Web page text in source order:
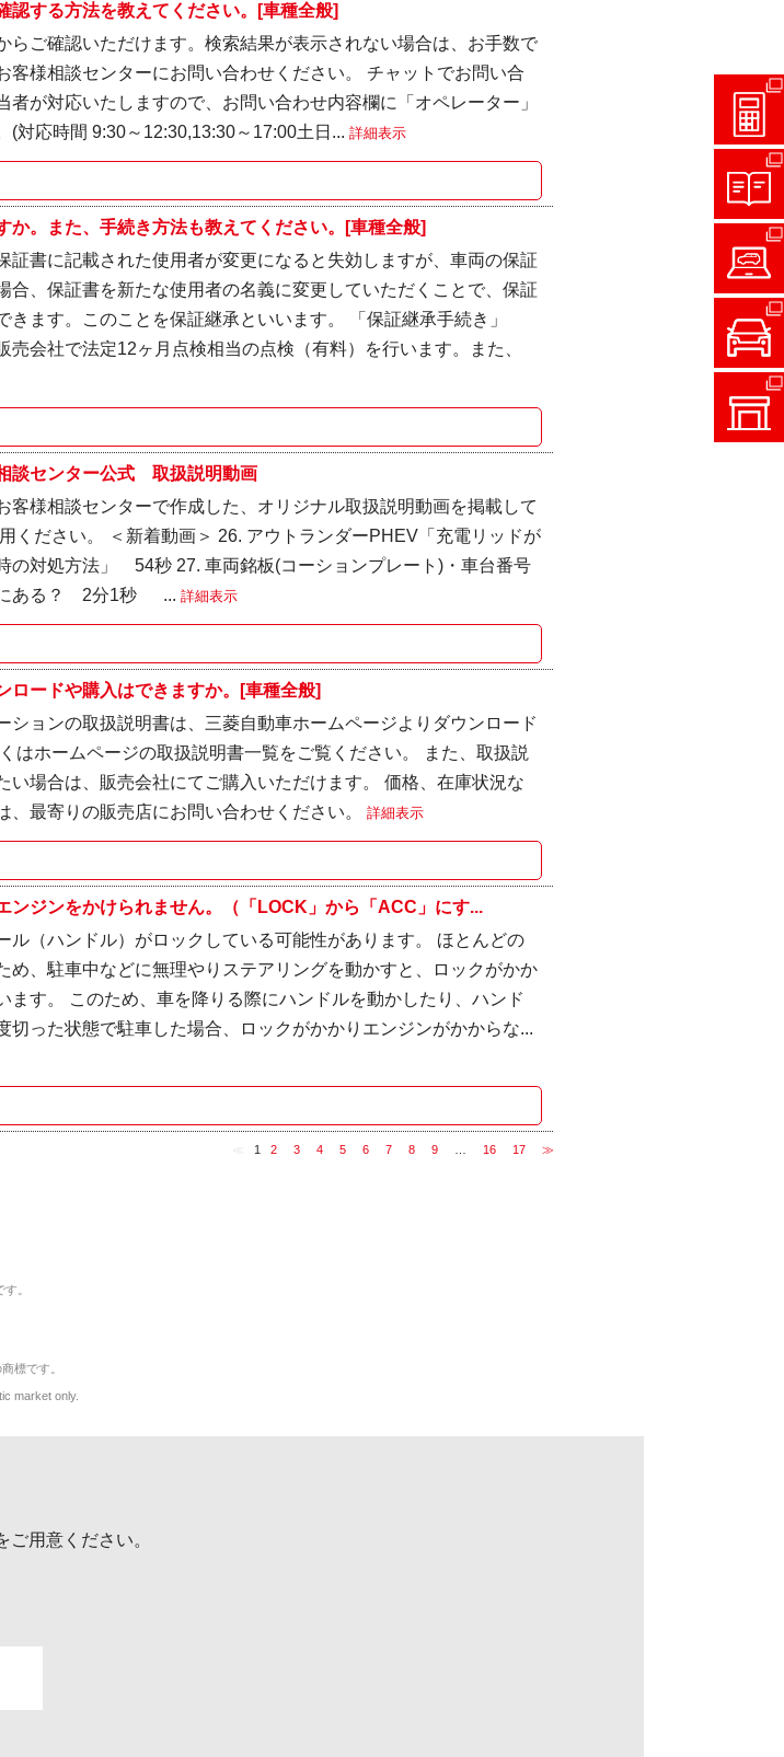
認する方法を教えてください。[車種全般]
らご確認いただけます。検索結果が表示されない場合は、お手数で
客様相談センターにお問い合わせください。 チャットでお問い合
者が対応いたしますので、お問い合わせ内容欄に「オペレーター」
(対応時間 9:30～12:30,13:30～17:00土日... 詳細表示
か。また、手続き方法も教えてください。[車種全般]
証書に記載された使用者が変更になると失効しますが、車両の保証
合、保証書を新たな使用者の名義に変更していただくことで、保証
きます。このことを保証継承といいます。 「保証継承手続き」
売会社で法定12ヶ月点検相当の点検（有料）を行います。また、
談センター公式 取扱説明動画
客様相談センターで作成した、オリジナル取扱説明動画を掲載して
ください。 ＜新着動画＞ 26. アウトランダーPHEV「充電リッドが
の対処方法」 54秒 27. 車両銘板(コーションプレート)・車台番号
にある？ 2分1秒 ... 詳細表示
ロードや購入はできますか。[車種全般]
ションの取扱説明書は、三菱自動車ホームページよりダウンロード
はホームページの取扱説明書一覧をご覧ください。 また、取扱説
い場合は、販売会社にてご購入いただけます。 価格、在庫状況な
、最寄りの販売店にお問い合わせください。 詳細表示
ンジンをかけられません。（「LOCK」から「ACC」にす...
ル（ハンドル）がロックしている可能性があります。 ほとんどの
め、駐車中などに無理やりステアリングを動かすと、ロックがかか
ます。 このため、車を降りる際にハンドルを動かしたり、ハンド
切った状態で駐車した場合、ロックがかかりエンジンがかからな...
1 2 3 4 5 6 7 8 9 16 17 ≫
。
標です。
market only.
用意ください。